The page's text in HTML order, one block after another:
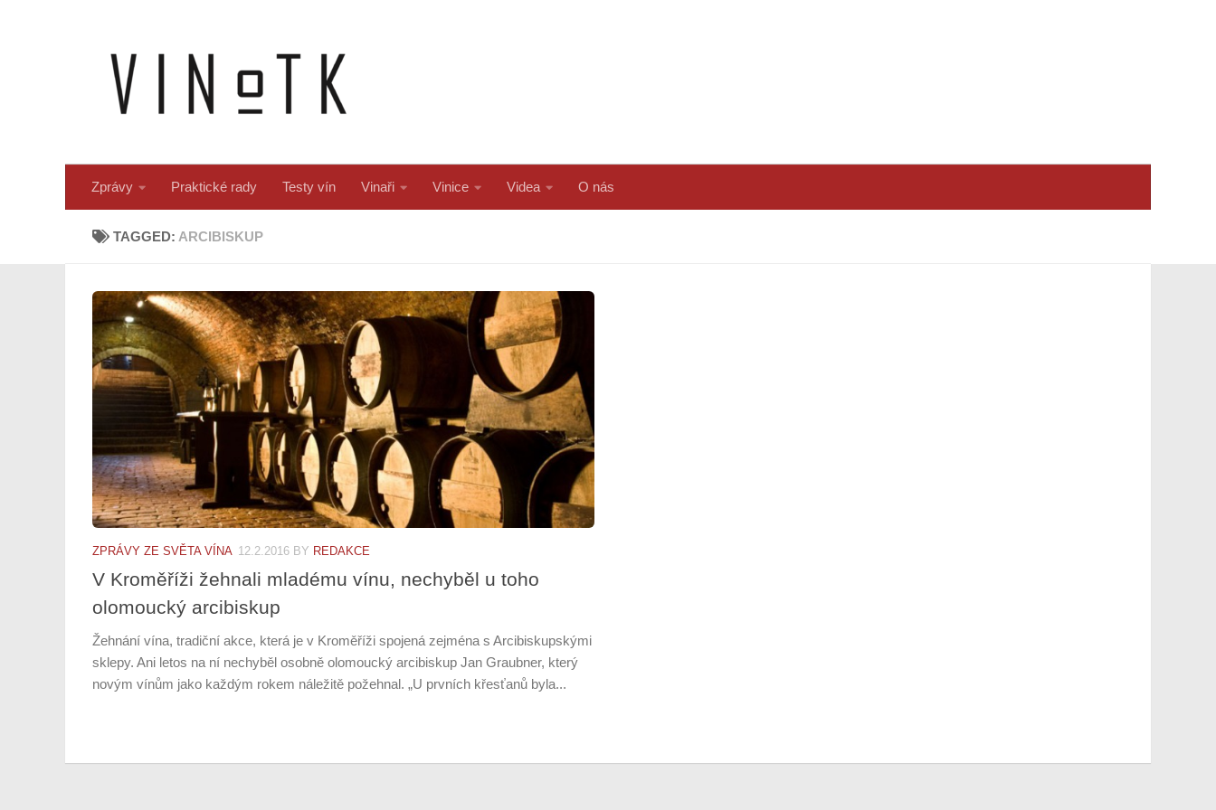
Zprávy Praktické rady Testy vín Vinaři Vinice Videa O nás
TAGGED: ARCIBISKUP
ZPRÁVY ZE SVĚTA VÍNA 12.2.2016 BY REDAKCE
V Kroměříži žehnali mladému vínu, nechyběl u toho
olomoucký arcibiskup
Žehnání vína, tradiční akce, která je v Kroměříži spojená zejména s Arcibiskupskými
sklepy. Ani letos na ní nechyběl osobně olomoucký arcibiskup Jan Graubner, který
novým vínům jako každým rokem náležitě požehnal. „U prvních křesťanů byla...